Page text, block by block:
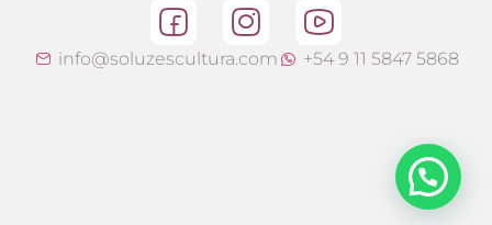
info@soluzescultura.com +54 9 11 5847 5868